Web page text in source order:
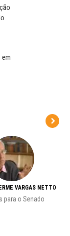
VARGAS NETTO
para o Senado